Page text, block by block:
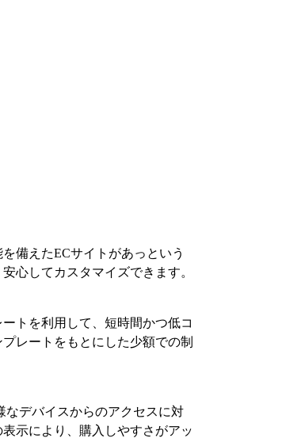
備えたECサイトがあっという
心してカスタマイズできます。
トを利用して、短時間かつ低コ
レートをもとにした少額での制
なデバイスからのアクセスに対
示により、購入しやすさがアッ